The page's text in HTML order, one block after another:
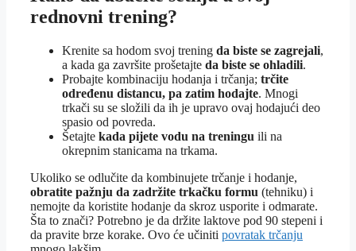
rednovni trening?
Krenite sa hodom svoj trening da biste se zagrejali,
a kada ga završite prošetajte da biste se ohladili.
Probajte kombinaciju hodanja i trčanja; trčite
određenu distancu, pa zatim hodajte. Mnogi
trkači su se složili da ih je upravo ovaj hodajući deo
spasio od povreda.
Šetajte kada pijete vodu na treningu ili na
okrepnim stanicama na trkama.
Ukoliko se odlučite da kombinujete trčanje i hodanje,
obratite pažnju da zadržite trkačku formu (tehniku) i
nemojte da koristite hodanje da skroz usporite i odmarate.
Šta to znači? Potrebno je da držite laktove pod 90 stepeni i
da pravite brze korake. Ovo će učiniti povratak trčanju